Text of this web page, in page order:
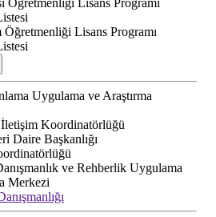
Öğretmenliği Lisans Programı
Lisans Programı
Uygulama ve Araştırma
Koordinatörlüğü
Daire Başkanlığı
ve Rehberlik Uygulama
Merkezi